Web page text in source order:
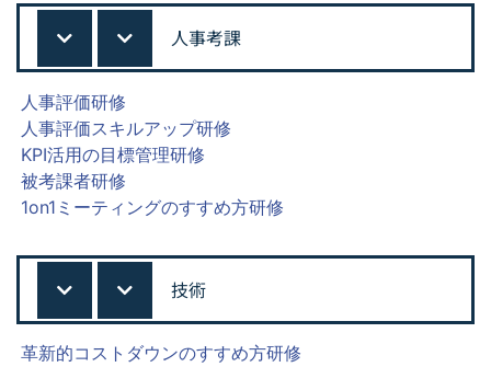
人事考課
人事評価研修
人事評価スキルアップ研修
KPI活用の目標管理研修
被考課者研修
1on1ミーティングのすすめ方研修
技術
革新的コストダウンのすすめ方研修